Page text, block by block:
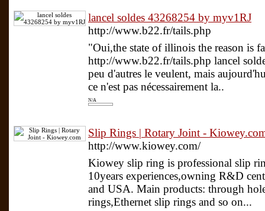
lancel soldes 43268254 by myv1RJ
http://www.b22.fr/tails.php
"Oui,the state of illinois the reason is
http://www.b22.fr/tails.php lancel
peu d'autres le veulent, mais
ce n'est pas nécessairement la..
N/A
Slip Rings | Rotary Joint -
http://www.kiowey.com/
Kiowey slip ring is professional slip
10years experiences,owning R&D
and USA. Main products: through
rings,Ethernet slip rings and so on...